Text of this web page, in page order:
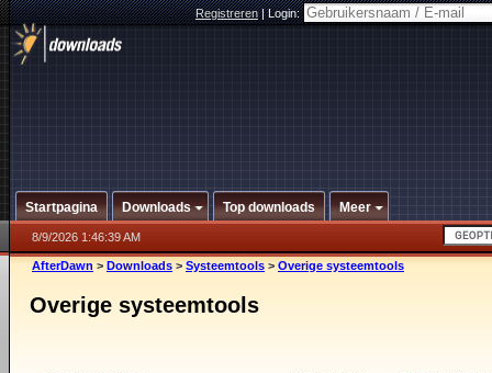
Registreren|Login:
Startpagina Downloads Top downloads Meer
8/9/2026 1:46:39 AM
AfterDawn > Downloads > Systeemtools > Overige systeemtools
Overige systeemtools